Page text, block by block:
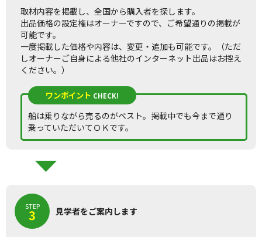
取材内容を掲載し、全国から購入者を探します。
出品価格の設定権はオーナーですので、ご希望通りの掲載が
可能です。
一度掲載した価格や内容は、変更・追加も可能です。（ただ
しオーナーご自身による他社のインターネット出品はお控え
ください。）
ワンポイント CHECK!
船は乗りながら売るのがベスト。掲載中でも今まで通り
乗っていただいてＯＫです。
STEP
3 見学者をご案内します